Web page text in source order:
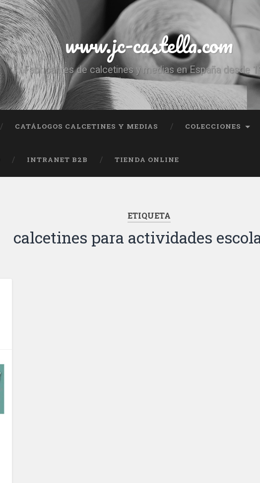
www.jc-castella.com
Fabricantes de calcetines y medias en España desde
CATÁLOGOS CALCETINES Y MEDIAS COLECCIONES
INTRANET B2B TIENDA ONLINE
ETIQUETA
calcetines para actividades